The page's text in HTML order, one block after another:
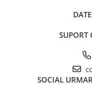
SUPORT
SOCIAL